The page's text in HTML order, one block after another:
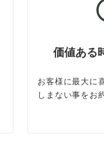
価値ある
お客様に最大に
しまない事をお